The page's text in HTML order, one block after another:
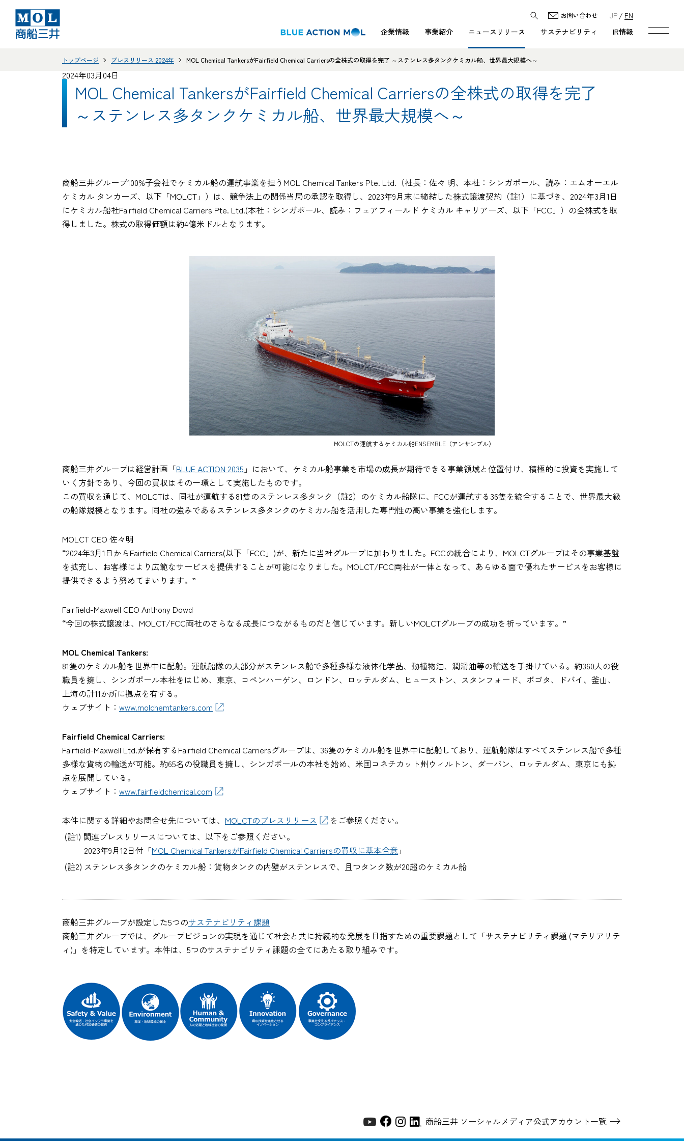
企業情報 事業紹介 ニュースリリース サステナビリティ IR情報
お問い合わせ JP EN
トップページ プレスリリース 2024年 MOL Chemical TankersがFairfield Chemical Carriersの全株式の取得を完了 ～ステンレス多タンクケミカル船、世界最大規模へ～
2024年03月04日
MOL Chemical TankersがFairfield Chemical Carriersの全株式の取得を完了
～ステンレス多タンクケミカル船、世界最大規模へ～
商船三井グループ100%子会社でケミカル船の運航事業を担うMOL Chemical Tankers Pte. Ltd.（社長：佐々 明、本社：シンガポール、読み：エムオーエル
ケミカル タンカーズ、以下「MOLCT」）は、競争法上の関係当局の承認を取得し、2023年9月末に締結した株式譲渡契約（註1）に基づき、2024年3月1日
にケミカル船社Fairfield Chemical Carriers Pte. Ltd.(本社：シンガポール、読み：フェアフィールド ケミカル キャリアーズ、以下「FCC」）の全株式を取
得しました。株式の取得価額は約4億米ドルとなります。
MOLCTの運航するケミカル船ENSEMBLE（アンサンブル）
商船三井グループは経営計画「BLUE ACTION 2035 」において、ケミカル船事業を市場の成長が期待できる事業領域と位置付け、積極的に投資を実施して
いく方針であり、今回の買収はその一環として実施したものです。
この買収を通じて、MOLCTは、同社が運航する81隻のステンレス多タンク（註2）のケミカル船隊に、FCCが運航する36隻を統合することで、世界最大級
の船隊規模となります。同社の強みであるステンレス多タンクのケミカル船を活用した専門性の高い事業を強化します。
MOLCT CEO 佐々明
“2024年3月1日からFairfield Chemical Carriers(以下「FCC」)が、新たに当社グループに加わりました。FCCの統合により、MOLCTグループはその事業基盤
を拡充し、お客様により広範なサービスを提供することが可能になりました。MOLCT/FCC両社が一体となって、あらゆる面で優れたサービスをお客様に
提供できるよう努めてまいります。”
Fairfield-Maxwell CEO Anthony Dowd
“今回の株式譲渡は、MOLCT/FCC両社のさらなる成長につながるものだと信じています。新しいMOLCTグループの成功を祈っています。”
MOL Chemical Tankers:
81隻のケミカル船を世界中に配船。運航船隊の大部分がステンレス船で多種多様な液体化学品、動植物油、潤滑油等の輸送を手掛けている。約360人の役
職員を擁し、シンガポール本社をはじめ、東京、コペンハーゲン、ロンドン、ロッテルダム、ヒューストン、スタンフォード、ボゴタ、ドバイ、釜山、
上海の計11か所に拠点を有する。
ウェブサイト： www.molchemtankers.com
Fairfield Chemical Carriers:
Fairfield-Maxwell Ltd.が保有するFairfield Chemical Carriersグループは、36隻のケミカル船を世界中に配船しており、運航船隊はすべてステンレス船で多種
多様な貨物の輸送が可能。約65名の役職員を擁し、シンガポールの本社を始め、米国コネチカット州ウィルトン、ダーバン、ロッテルダム、東京にも拠
点を展開している。
ウェブサイト： www.fairfieldchemical.com
本件に関する詳細やお問合せ先については、 MOLCTのプレスリリース
をご参照ください。
(註1) 関連プレスリリースについては、以下をご参照ください。
2023年9月12日付「MOL Chemical TankersがFairfield Chemical Carriersの買収に基本合意 」
(註2) ステンレス多タンクのケミカル船：貨物タンクの内壁がステンレスで、且つタンク数が20超のケミカル船
商船三井グループが設定した5つのサステナビリティ課題
商船三井グループでは、グループビジョンの実現を通じて社会と共に持続的な発展を目指すための重要課題として「サステナビリティ課題 (マテリアリテ
ィ)」を特定しています。本件は、5つのサステナビリティ課題の全てにあたる取り組みです。
商船三井 ソーシャルメディア公式アカウント一覧